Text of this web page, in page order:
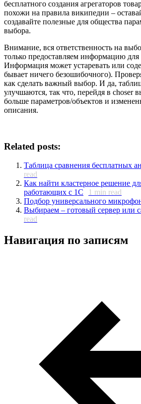
бесплатного создания агрегаторов
похожи на правила википедии –
создавайте полезные для общества
выбора.
Внимание, вся ответственность на
только предоставляем информацию
Информация может устаревать или
бывает ничего безошибочного).
как сделать важный выбор. И да,
улучшаются, так что, перейдя в choser
больше параметров/объектов и
описания.
Related posts:
Таблица сравнения бесплатных
read
Как найти кластерное решение
работающих с 1С
1 min read
Подбор универсального
Выбираем – готовый сервер или
read
Навигация по записям